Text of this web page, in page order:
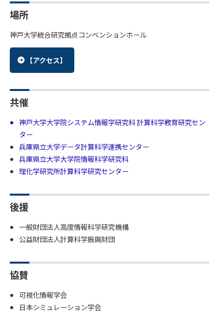
場所
神戸大学統合研究拠点コンベンションホール
【アクセス】
共催
神戸大学大学院システム情報学研究科 計算科学教育研究セン
ター
兵庫県立大学データ計算科学連携センター
兵庫県立大学大学院情報科学研究科
理化学研究所計算科学研究センター
後援
一般財団法人高度情報科学研究機構
公益財団法人計算科学振興財団
協賛
可視化情報学会
日本シミュレーション学会